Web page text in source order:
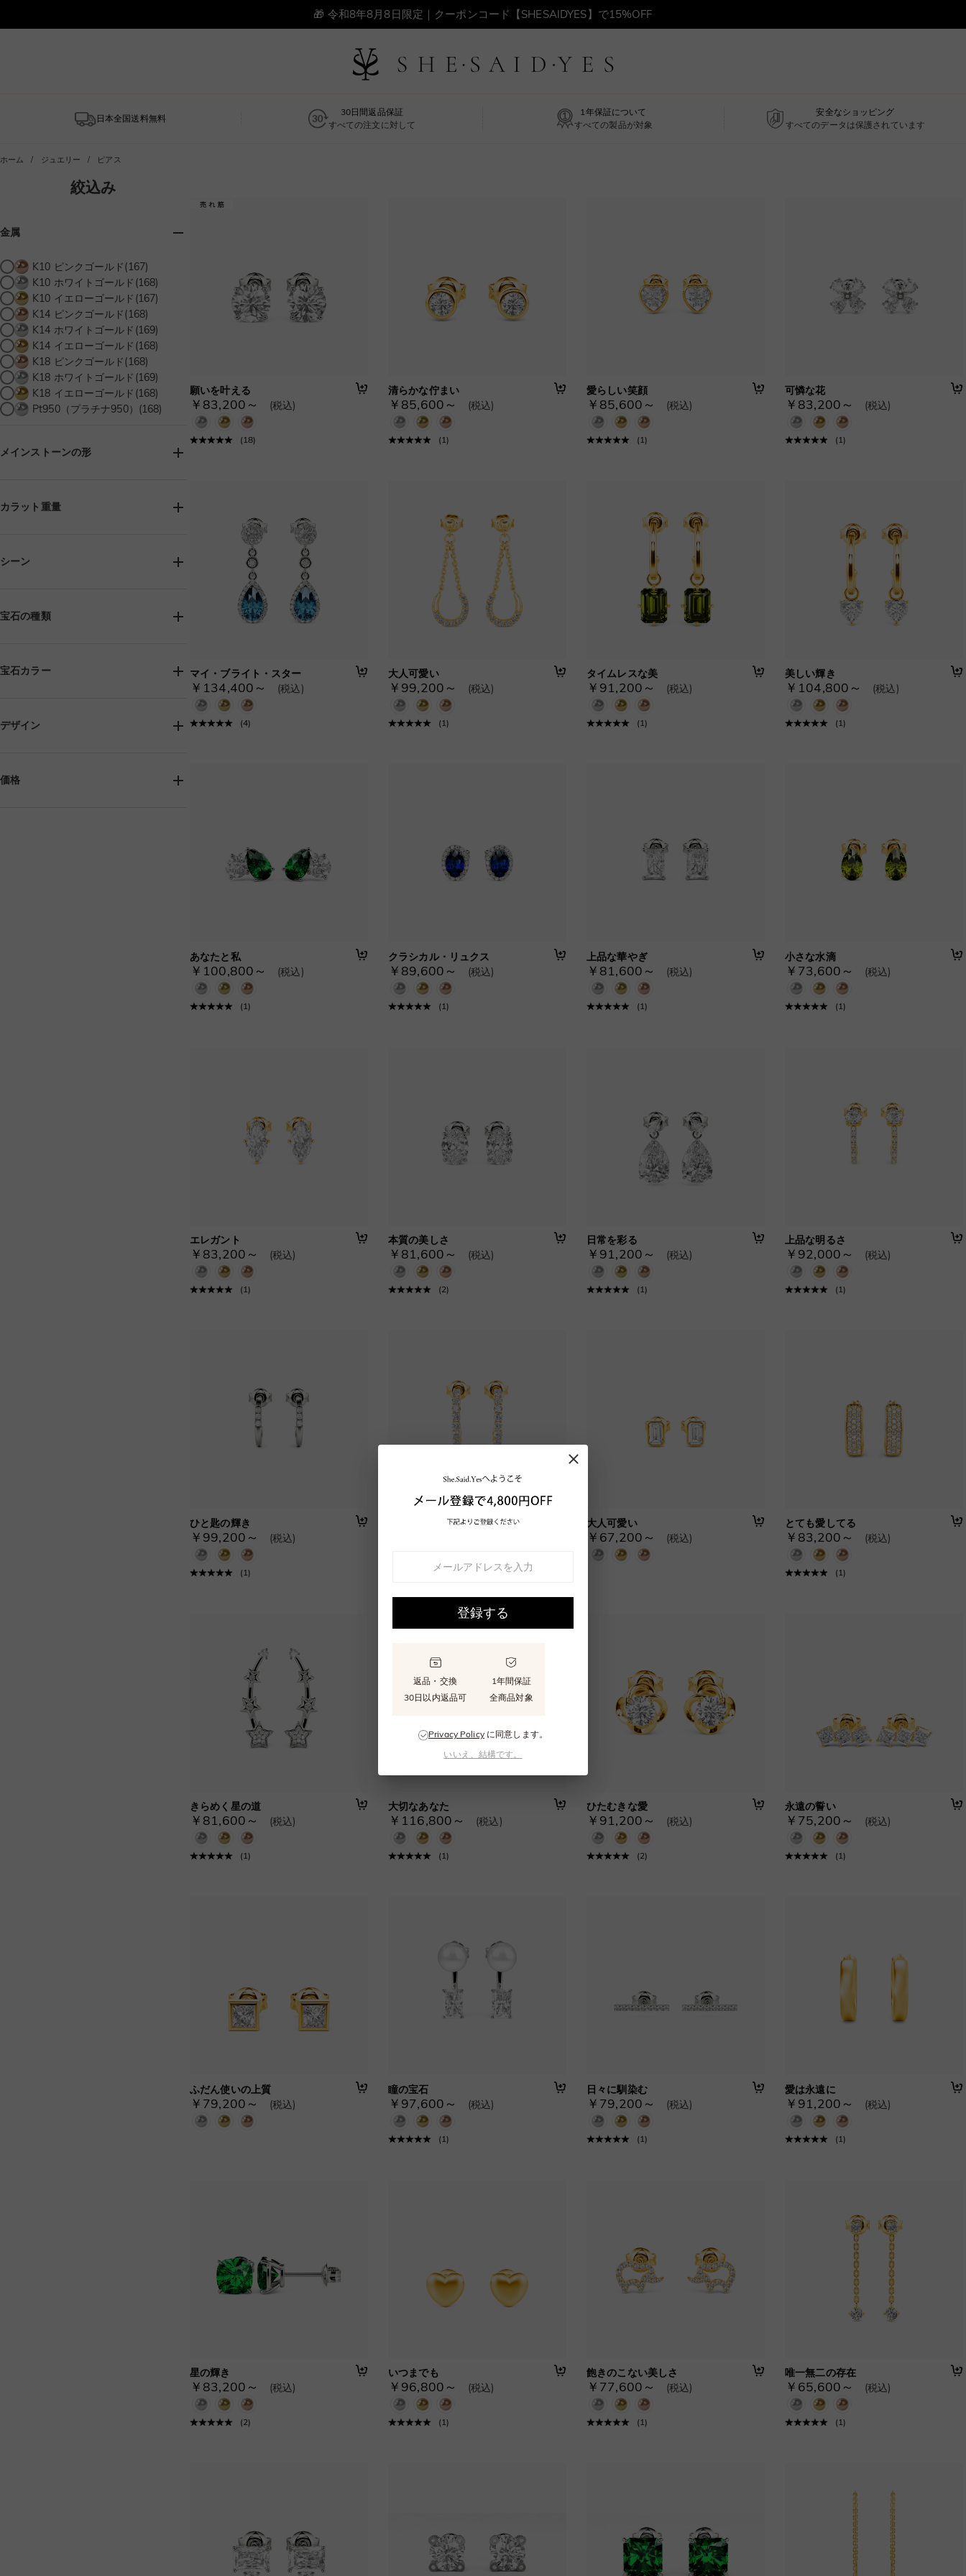
🎁 令和8年8月8日限定｜クーポンコード【SHESAIDYES】で15%OFF
返却不要・無料リングサイザープレゼント ！ >
日本全国送料無料
30日間返品保証
すべての注文に対して
1年保証について
すべての製品が対象
安全なショッピング
すべてのデータは保護されています
ホーム ジュエリー ピアス
絞込み
金属
K10 ピンクゴールド(167)
K10 ホワイトゴールド(168)
K10 イエローゴールド(167)
K14 ピンクゴールド(168)
K14 ホワイトゴールド(169)
K14 イエローゴールド(168)
K18 ピンクゴールド(168)
K18 ホワイトゴールド(169)
K18 イエローゴールド(168)
Pt950（プラチナ950）(168)
メインストーンの形
ハートシェイプ(8)
ラディアント(8)
カラット重量
シーン
ビーチゲッタウェイ(11)
レッドカーペット(1)
クリスマス(168)
宝石の種類
モアサナイト(126)
宝石カラー
オニキスブラック(126)
デザイン
ジェンダーレス(36)
価格
願いを叶える
￥83,200～ (税込)
(18)
清らかな佇まい
￥85,600～ (税込)
(1)
愛らしい笑顔
￥85,600～ (税込)
(1)
可憐な花
￥83,200～ (税込)
(1)
マイ・ブライト・スター
￥134,400～ (税込)
(4)
大人可愛い
￥99,200～ (税込)
(1)
タイムレスな美
￥91,200～ (税込)
(1)
美しい輝き
￥104,800～ (税込)
(1)
あなたと私
￥100,800～ (税込)
(1)
クラシカル・リュクス
￥89,600～ (税込)
(1)
上品な華やぎ
￥81,600～ (税込)
(1)
小さな水滴
￥73,600～ (税込)
(1)
エレガント
￥83,200～ (税込)
(1)
本質の美しさ
￥81,600～ (税込)
(2)
日常を彩る
￥91,200～ (税込)
(1)
上品な明るさ
￥92,000～ (税込)
(1)
ひと匙の輝き
￥99,200～ (税込)
(1)
柔らかな印象
(
大人可愛い
￥67,200～ (税込)
とても愛してる
￥83,200～ (税込)
(1)
きらめく星の道
￥81,600～ (税込)
(1)
大切なあなた
￥116,800～ (税込)
(1)
ひたむきな愛
￥91,200～ (税込)
(2)
永遠の誓い
￥75,200～ (税込)
(1)
ふだん使いの上質
￥79,200～ (税込)
瞳の宝石
￥97,600～ (税込)
(1)
日々に馴染む
￥79,200～ (税込)
(1)
愛は永遠に
￥91,200～ (税込)
(1)
星の輝き
￥83,200～ (税込)
(2)
いつまでも
￥96,800～ (税込)
(1)
飽きのこない美しさ
￥77,600～ (税込)
(1)
唯一無二の存在
￥65,600～ (税込)
(1)
登録する
返品・交換
30日以内返品可
1年間保証
全商品対象
Privacy Policyに同意します。
いいえ、結構です。